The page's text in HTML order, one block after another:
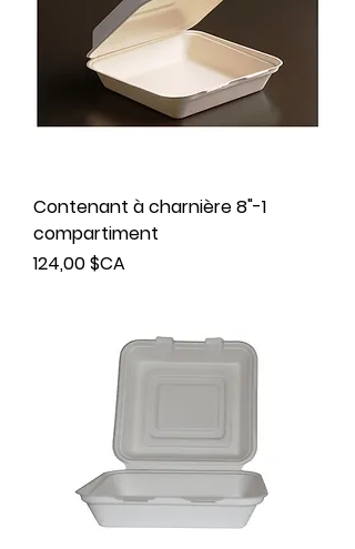
Contenant à charnière 8"-1
compartiment
Prix
124,00 $CA